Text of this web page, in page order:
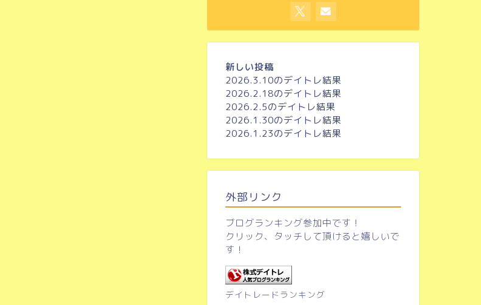
新しい投稿
2026.3.10のデイトレ結果
2026.2.18のデイトレ結果
2026.2.5のデイトレ結果
2026.1.30のデイトレ結果
2026.1.23のデイトレ結果
外部リンク
ブログランキング参加中です！
クリック、タッチして頂けると嬉しいで
す！
デイトレードランキング